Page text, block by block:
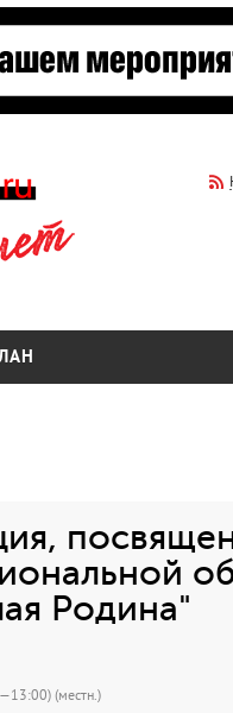
Родина"
(местн.)